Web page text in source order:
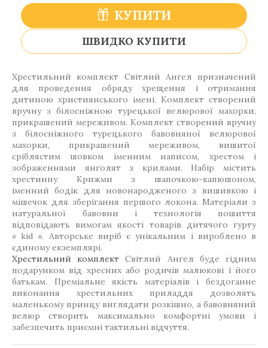
КУПИТИ
ШВИДКО КУПИТИ
Хрестильний комплект Світлий Ангел призначений
для проведення обряду хрещення і отримання
дитиною християнського імені. Комплект створений
вручну з білосніжною турецької велюрової махорки,
прикрашений мереживом. Комплект створений вручну
з білосніжного турецького бавовняної велюрової
махорки, прикрашений мереживом, вишитої
сріблястим шовком іменним написом, хрестом і
зображеннями янголят з крилами. Набір містить
хрестинну Крижми з шапочкою-капюшоном,
іменний бодік для новонародженого з вишивкою і
мішечок для зберігання першого локона. Матеріали з
натуральної бавовни і технологія пошиття
відповідають вимогам якості товарів дитячого гурту
« kid ». Авторське виріб є унікальним і вироблено в
єдиному екземплярі.
Хрестильний комплект Світлий Ангел буде гідним
подарунком від хресних або родичів малюкові і його
батькам. Преміальне якість матеріалів і бездоганне
виконання хрестильних приладдя дозволять
маленькому принцу виглядати розкішно, а бавовняний
велюр створить максимально комфортні умови і
забезпечить приємні тактильні відчуття.